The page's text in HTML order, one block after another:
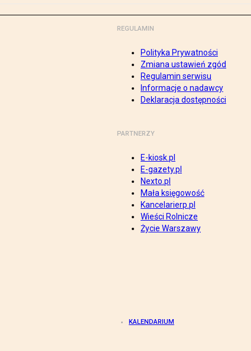
REGULAMIN
Polityka Prywatności
Zmiana ustawień zgód
Regulamin serwisu
Informacje o nadawcy
Deklaracja dostępności
PARTNERZY
E-kiosk.pl
E-gazety.pl
Nexto.pl
Mała księgowość
Kancelarierp.pl
Wieści Rolnicze
Życie Warszawy
KALENDARIUM